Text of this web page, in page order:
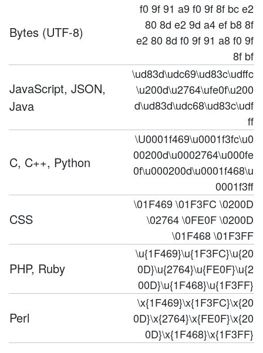
Bytes (UTF-8)
f0 9f 91 a9 f0 9f 8f bc e2
80 8d e2 9d a4 ef b8 8f
e2 80 8d f0 9f 91 a8 f0 9f
8f bf
JavaScript, JSON,
Java
\ud83d\udc69\ud83c\udffc
\u200d\u2764\ufe0f\u200
d\ud83d\udc68\ud83c\udf
ff
C, C++, Python
\U0001f469\u0001f3fc\u0
00200d\u0002764\u000fe
0f\u000200d\u0001f468\u
0001f3ff
CSS
\01F469 \01F3FC \0200D
\02764 \0FE0F \0200D
\01F468 \01F3FF
PHP, Ruby
\u{1F469}\u{1F3FC}\u{20
0D}\u{2764}\u{FE0F}\u{2
00D}\u{1F468}\u{1F3FF}
Perl
\x{1F469}\x{1F3FC}\x{20
0D}\x{2764}\x{FE0F}\x{20
0D}\x{1F468}\x{1F3FF}